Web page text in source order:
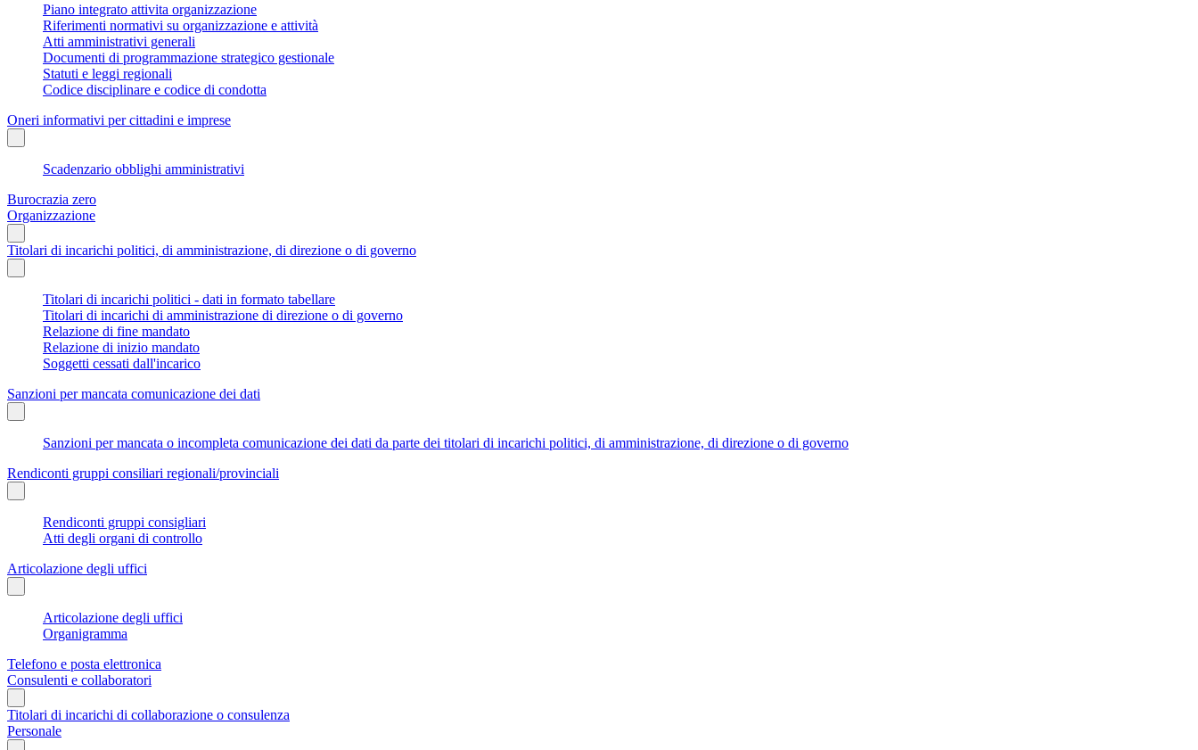
Piano integrato attivita organizzazione
Riferimenti normativi su organizzazione e attività
Atti amministrativi generali
Documenti di programmazione strategico gestionale
Statuti e leggi regionali
Codice disciplinare e codice di condotta
Oneri informativi per cittadini e imprese
Scadenzario obblighi amministrativi
Burocrazia zero
Organizzazione
Titolari di incarichi politici, di amministrazione, di direzione o di governo
Titolari di incarichi politici - dati in formato tabellare
Titolari di incarichi di amministrazione di direzione o di governo
Relazione di fine mandato
Relazione di inizio mandato
Soggetti cessati dall'incarico
Sanzioni per mancata comunicazione dei dati
Sanzioni per mancata o incompleta comunicazione dei dati da parte dei titolari di incarichi politici, di amministrazione, di direzione o di governo
Rendiconti gruppi consiliari regionali/provinciali
Rendiconti gruppi consigliari
Atti degli organi di controllo
Articolazione degli uffici
Articolazione degli uffici
Organigramma
Telefono e posta elettronica
Consulenti e collaboratori
Titolari di incarichi di collaborazione o consulenza
Personale